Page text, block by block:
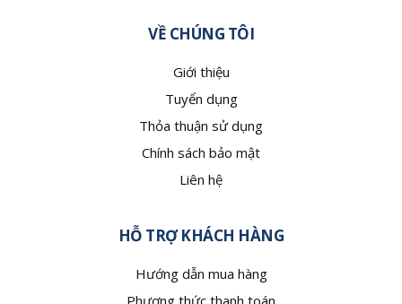
VỀ CHÚNG TÔI
Giới thiệu
Tuyển dụng
Thỏa thuận sử dụng
Chính sách bảo mật
Liên hệ
HỖ TRỢ KHÁCH HÀNG
Hướng dẫn mua hàng
Phương thức thanh toán